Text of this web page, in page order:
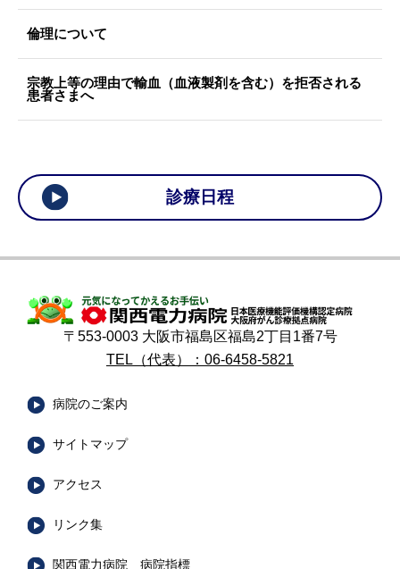
倫理について
宗教上等の理由で輸血（血液製剤を含む）を拒否される
患者さまへ
診療日程
〒553-0003 大阪市福島区福島2丁目1番7号
TEL（代表）：06-6458-5821
病院のご案内
サイトマップ
アクセス
リンク集
関西電力病院 病院指標